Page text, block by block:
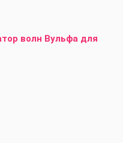
волн Вульфа для